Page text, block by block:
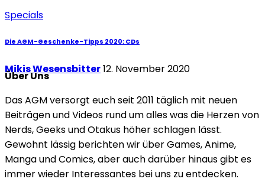
Specials
Die AGM-Geschenke-Tipps 2020: CDs
Mikis Wesensbitter12. November 2020
Über Uns
Das AGM versorgt euch seit 2011 täglich mit neuen
Beiträgen und Videos rund um alles was die Herzen von
Nerds, Geeks und Otakus höher schlagen lässt.
Gewohnt lässig berichten wir über Games, Anime,
Manga und Comics, aber auch darüber hinaus gibt es
immer wieder Interessantes bei uns zu entdecken.